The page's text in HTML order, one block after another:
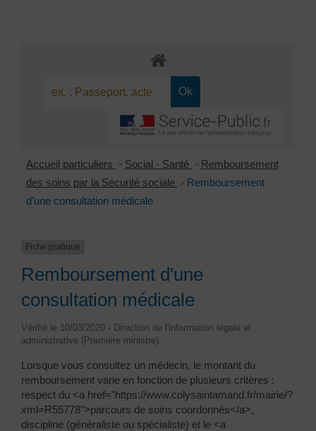
Accueil particuliers > Social - Santé > Remboursement
des soins par la Sécurité sociale > Remboursement
d'une consultation médicale
Fiche pratique
Remboursement d'une
consultation médicale
Vérifié le 10/03/2020 - Direction de l'information légale et
administrative (Première ministre)
Lorsque vous consultez un médecin, le montant du
remboursement varie en fonction de plusieurs critères :
respect du <a href="https://www.colysaintamand.fr/mairie/?
xml=R55778">parcours de soins coordonnés</a>,
discipline (généraliste ou spécialiste) et le <a